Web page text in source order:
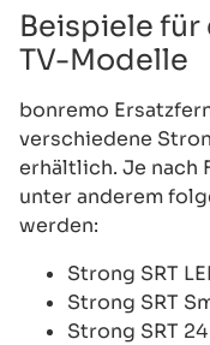
Beispiele
TV-Modelle
bonremo
verschiedene
erhältlich. Je nach
unter anderem
werden:
Strong SRT
Strong SRT
Strong SRT